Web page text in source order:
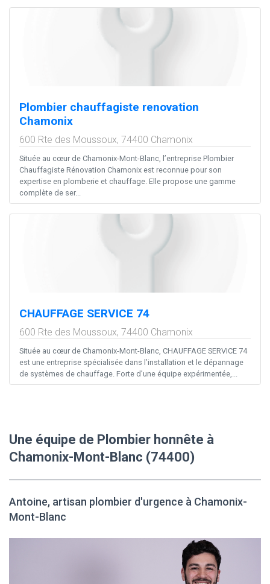
Plombier chauffagiste renovation
Chamonix
600 Rte des Moussoux, 74400 Chamonix
Située au cœur de Chamonix-Mont-Blanc, l’entreprise Plombier
Chauffagiste Rénovation Chamonix est reconnue pour son
expertise en plomberie et chauffage. Elle propose une gamme
complète de ser...
CHAUFFAGE SERVICE 74
600 Rte des Moussoux, 74400 Chamonix
Située au cœur de Chamonix-Mont-Blanc, CHAUFFAGE SERVICE 74
est une entreprise spécialisée dans l’installation et le dépannage
de systèmes de chauffage. Forte d’une équipe expérimentée,...
Une équipe de Plombier honnête à
Chamonix-Mont-Blanc (74400)
Antoine, artisan plombier d'urgence à Chamonix-
Mont-Blanc